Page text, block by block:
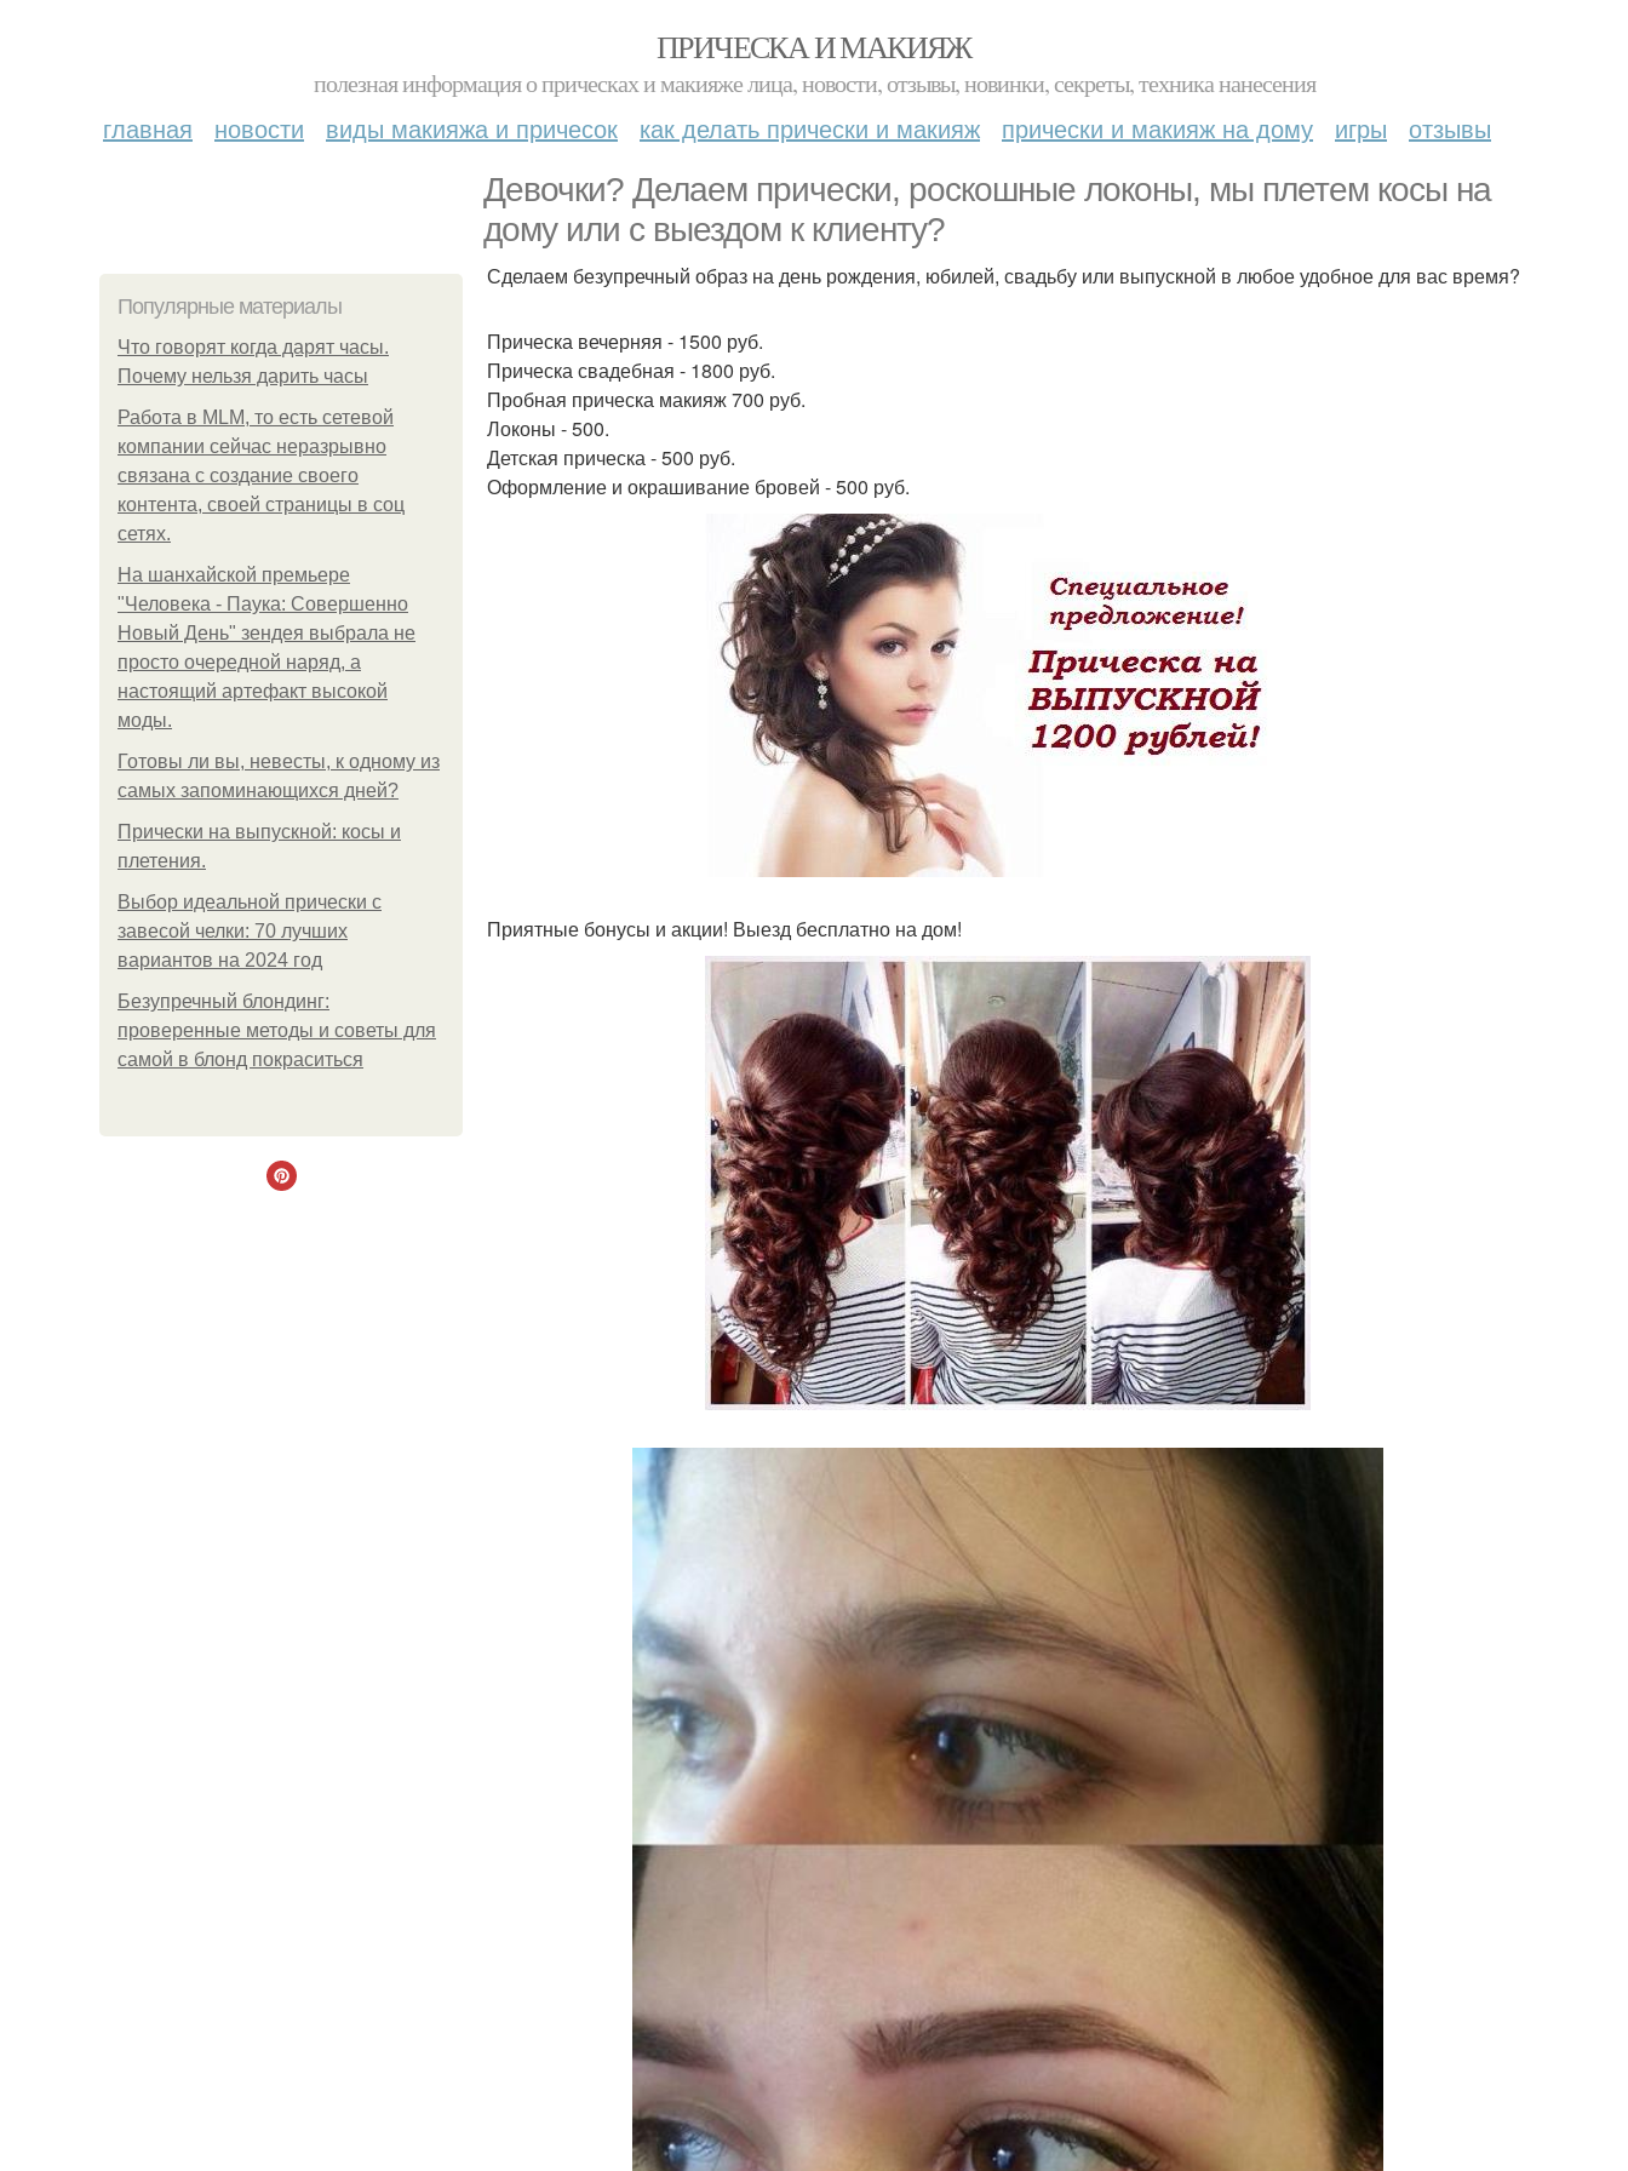
ПРИЧЕСКА И МАКИЯЖ
полезная информация о прическах и макияже лица, новости, отзывы, новинки, секреты, техника нанесения
главная новости виды макияжа и причесок как делать прически и макияж прически и макияж на дому игры отзывы
Девочки? Делаем прически, роскошные локоны, мы плетем косы на
дому или с выездом к клиенту?
Популярные материалы
Что говорят когда дарят часы.
Почему нельзя дарить часы
Работа в MLM, то есть сетевой
компании сейчас неразрывно
связана с создание своего
контента, своей страницы в соц
сетях.
На шанхайской премьере
"Человека - Паука: Совершенно
Новый День" зендея выбрала не
просто очередной наряд, а
настоящий артефакт высокой
моды.
Готовы ли вы, невесты, к одному из
самых запоминающихся дней?
Прически на выпускной: косы и
плетения.
Выбор идеальной прически с
завесой челки: 70 лучших
вариантов на 2024 год
Безупречный блондинг:
проверенные методы и советы для
самой в блонд покраситься
Сделаем безупречный образ на день рождения, юбилей, свадьбу или выпускной в любое удобное для вас время?
Прическа вечерняя - 1500 руб.
Прическа свадебная - 1800 руб.
Пробная прическа макияж 700 руб.
Локоны - 500.
Детская прическа - 500 руб.
Оформление и окрашивание бровей - 500 руб.
Приятные бонусы и акции! Выезд бесплатно на дом!